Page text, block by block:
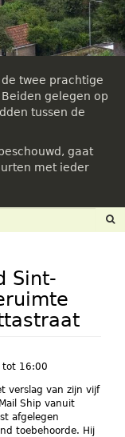
twee prachtige
gelegen op
tussen de
gaat
met ieder
Sint-
tot 16:00
verslag van zijn vijf
Ship vanuit
afgelegen
toebehoorde. Hij